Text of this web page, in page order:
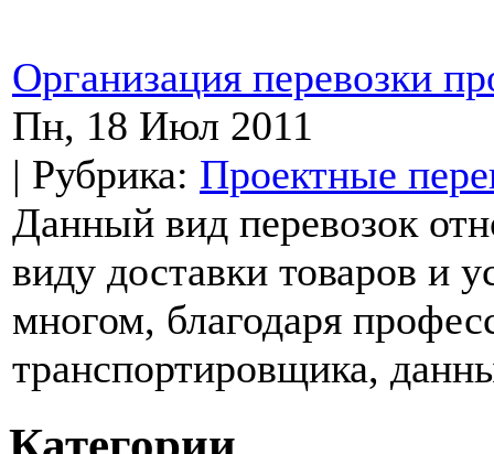
Организация перевозки
Пн, 18 Июл 2011
| Рубрика: Проектные
Данный вид перевозок
виду доставки товаров и
многом, благодаря
транспортировщика,